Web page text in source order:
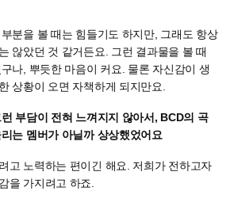
분을 볼 때는 힘들기도 하지만, 그래도 항상
않았던 것 같거든요. 그런 결과물을 볼 때
나, 뿌듯한 마음이 커요. 물론 자신감이 생
상황이 오면 자책하게 되지만요.
부담이 전혀 느껴지지 않아서, BCD의 곡
는 멤버가 아닐까 상상했었어요
고 노력하는 편이긴 해요. 저희가 전하고자
을 가지려고 하죠.